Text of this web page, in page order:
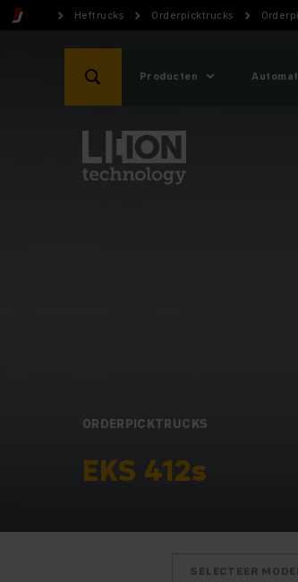
Heftrucks Orderpicktrucks
Producten
ORDERPICKTRUCKS
EKS 412s
SELECTEER